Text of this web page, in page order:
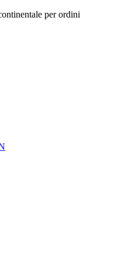
per ordini